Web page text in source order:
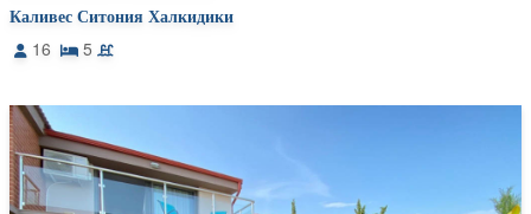
Каливес Ситония Халкидики
16 5